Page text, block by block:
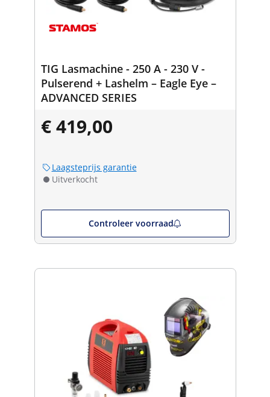
TIG Lasmachine - 250 A - 230 V -
Pulserend + Lashelm – Eagle Eye –
ADVANCED SERIES
€ 419,00
Laagsteprijs garantie
Uitverkocht
Controleer voorraad